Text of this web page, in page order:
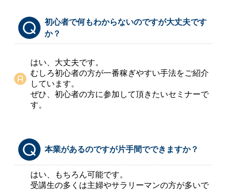
初心者で何もわからないのですが大丈夫です
か？
はい、大丈夫です。
むしろ初心者の方が一番稼ぎやすい手法をご紹介
しています。
ぜひ、初心者の方に参加して頂きたいセミナーで
す。
本業があるのですが片手間でできますか？
はい、もちろん可能です。
受講生の多くは主婦やサラリーマンの方が多いで